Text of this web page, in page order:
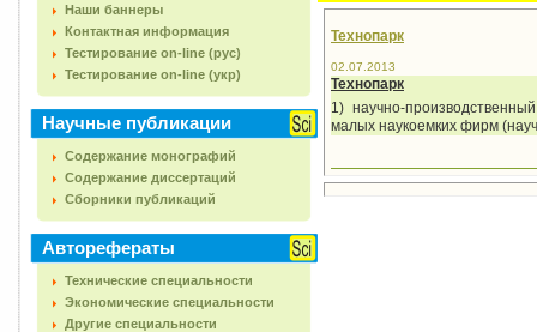
Наши баннеры
Контактная информация
Тестирование on-line (рус)
Тестирование on-line (укр)
Научные публикации
Содержание монографий
Содержание диссертаций
Сборники публикаций
Авторефераты
Технические специальности
Экономические специальности
Другие специальности
Технопарк
02.07.2013
Технопарк
1) научно-
малых наукоемких фирм